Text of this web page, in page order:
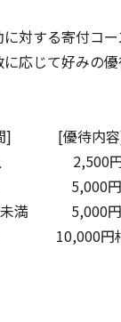
対する寄付コー
応じて好みの優
] [優待内
上 2,500円
上 5,000円
5,000円
円相